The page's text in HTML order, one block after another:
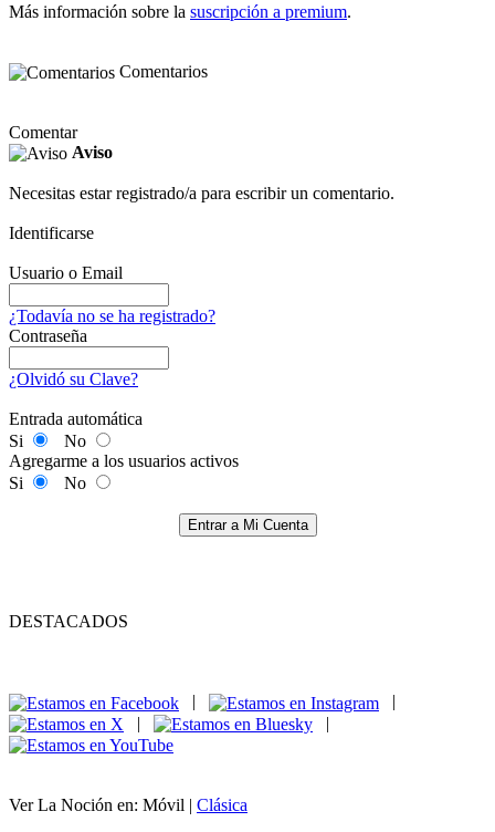
Más información sobre la suscripción a premium.
Comentarios
Comentar
Aviso
Necesitas estar registrado/a para escribir un comentario.
Identificarse
Usuario o Email
¿Todavía no se ha registrado?
Contraseña
¿Olvidó su Clave?
Entrada automática
Si
No
Agregarme a los usuarios activos
Si
No
Entrar a Mi Cuenta
DESTACADOS
|
|
Ver La Noción en: Móvil | Clásica